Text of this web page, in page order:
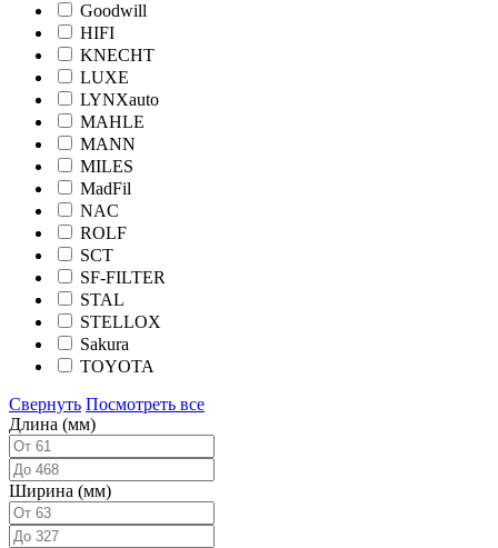
Goodwill
HIFI
KNECHT
LUXE
LYNXauto
MAHLE
MANN
MILES
MadFil
NAC
ROLF
SCT
SF-FILTER
STAL
STELLOX
Sakura
TOYOTA
Свернуть Посмотреть все
Длина (мм)
Ширина (мм)